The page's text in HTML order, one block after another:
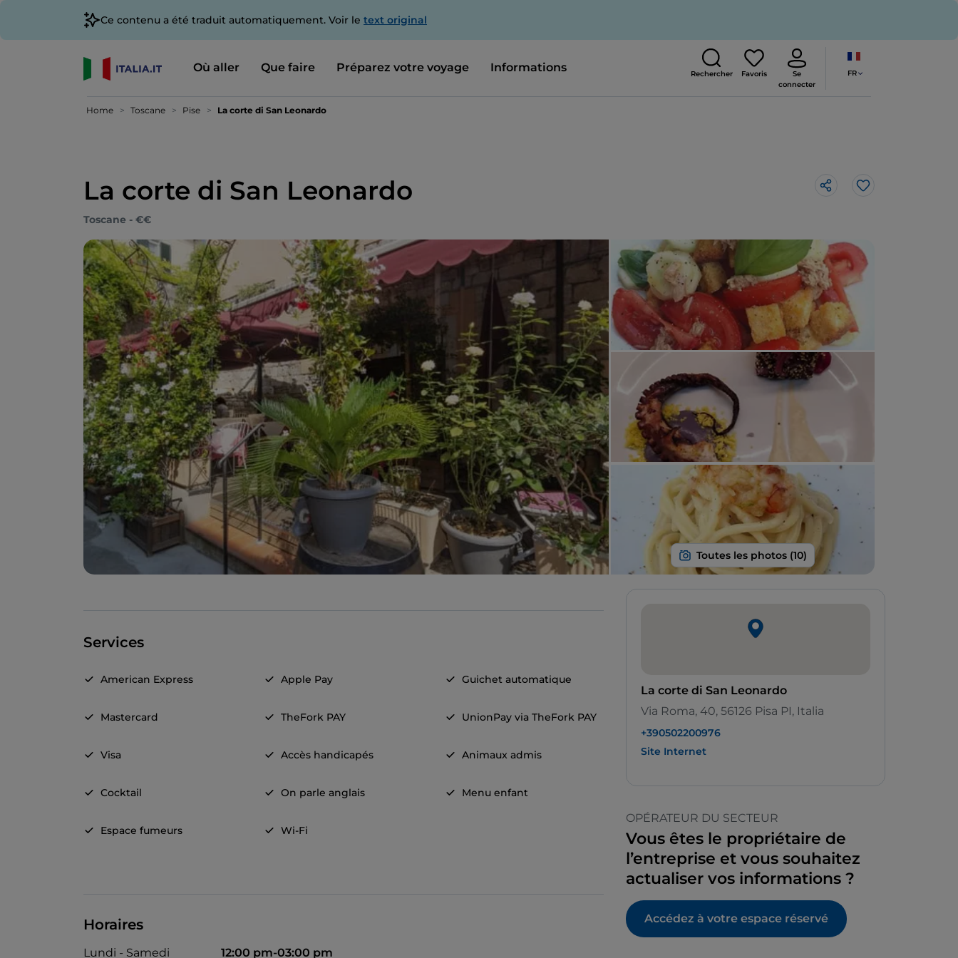
Ce contenu a été traduit automatiquement. Voir le text original
Où aller Que faire Préparez votre voyage Informations Rechercher Favoris
Se
connecter
FR
Home Toscane Pise La corte di San Leonardo
La corte di San Leonardo J’aime
Toscane - €€
Services
American Express Apple Pay Guichet automatique
Mastercard TheFork PAY UnionPay via TheFork PAY
Visa Accès handicapés Animaux admis
Cocktail On parle anglais Menu enfant
Espace fumeurs Wi-Fi
Horaires
Lundi - Samedi
12:00 pm-03:00 pm
La corte di San Leonardo
Via Roma, 40, 56126 Pisa PI, Italia
+390502200976
Site Internet
OPÉRATEUR DU SECTEUR
Vous êtes le propriétaire de
l’entreprise et vous souhaitez
actualiser vos informations ?
Accédez à votre espace réservé